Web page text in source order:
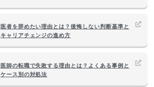
医者を辞めたい理由とは？後悔しない判断基準と
キャリアチェンジの進め方
医師の転職で失敗する理由とは？よくある事例と
ケース別の対処法